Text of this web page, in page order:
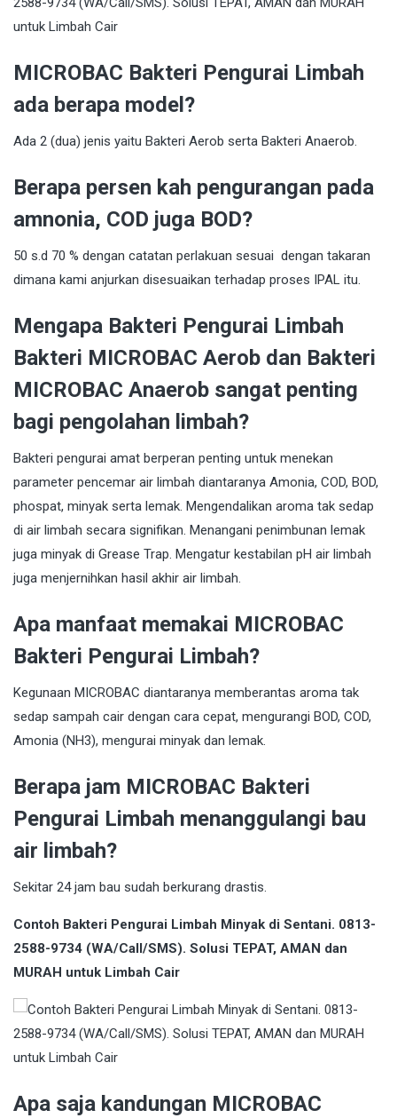
MICROBAC Bakteri Pengurai Limbah
ada berapa model?
Ada 2 (dua) jenis yaitu Bakteri Aerob serta Bakteri Anaerob.
Berapa persen kah pengurangan pada
amnonia, COD juga BOD?
50 s.d 70 % dengan catatan perlakuan sesuai dengan takaran
dimana kami anjurkan disesuaikan terhadap proses IPAL itu.
Mengapa Bakteri Pengurai Limbah
Bakteri MICROBAC Aerob dan Bakteri
MICROBAC Anaerob sangat penting
bagi pengolahan limbah?
Bakteri pengurai amat berperan penting untuk menekan
parameter pencemar air limbah diantaranya Amonia, COD, BOD,
phospat, minyak serta lemak. Mengendalikan aroma tak sedap
di air limbah secara signifikan. Menangani penimbunan lemak
juga minyak di Grease Trap. Mengatur kestabilan pH air limbah
juga menjernihkan hasil akhir air limbah.
Apa manfaat memakai MICROBAC
Bakteri Pengurai Limbah?
Kegunaan MICROBAC diantaranya memberantas aroma tak
sedap sampah cair dengan cara cepat, mengurangi BOD, COD,
Amonia (NH3), mengurai minyak dan lemak.
Berapa jam MICROBAC Bakteri
Pengurai Limbah menanggulangi bau
air limbah?
Sekitar 24 jam bau sudah berkurang drastis.
Contoh Bakteri Pengurai Limbah Minyak di Sentani. 0813-
2588-9734 (WA/Call/SMS). Solusi TEPAT, AMAN dan
MURAH untuk Limbah Cair
Apa saja kandungan MICROBAC